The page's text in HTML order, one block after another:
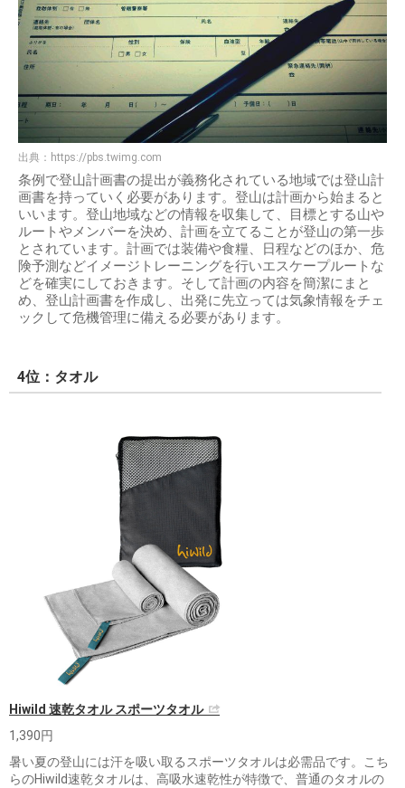
出典： https://pbs.twimg.com
条例で登山計画書の提出が義務化されている地域では登山計
画書を持っていく必要があります。登山は計画から始まると
いいます。登山地域などの情報を収集して、目標とする山や
ルートやメンバーを決め、計画を立てることが登山の第一歩
とされています。計画では装備や食糧、日程などのほか、危
険予測などイメージトレーニングを行いエスケープルートな
どを確実にしておきます。そして計画の内容を簡潔にまと
め、登山計画書を作成し、出発に先立っては気象情報をチェ
ックして危機管理に備える必要があります。
4位：タオル
Hiwild 速乾タオル スポーツタオル
1,390円
暑い夏の登山には汗を吸い取るスポーツタオルは必需品です。こち
らのHiwild速乾タオルは、高吸水速乾性が特徴で、普通のタオルの